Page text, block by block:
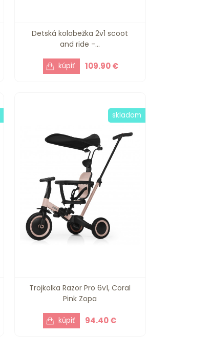
Detská kolobežka 2v1 scoot
and ride -...
109.90 €
Trojkolka Razor Pro 6v1, Coral
Pink Zopa
94.40 €
skladom